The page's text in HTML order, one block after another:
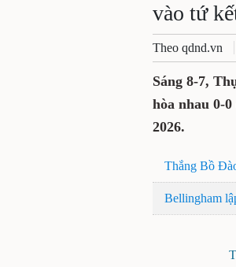
vào tứ
Theo qdnd.vn
Sáng 8-7,
hòa nhau 0-
2026.
Thắng Bồ
Bellingham